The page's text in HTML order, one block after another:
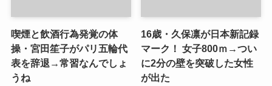
喫煙と飲酒行為発覚の体
操・宮田笙子がパリ五輪代
表を辞退→常習なんでしょ
うね
16歳・久保凛が日本新記録
マーク！ 女子800ｍ→つい
に2分の壁を突破した女性
が出た